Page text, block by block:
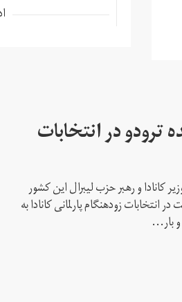
ترودو در انتخابات
کانادا و رهبر حزب لیبرال این کشور
انتخابات زود‌هنگام پارلمانی کانادا به
بار...